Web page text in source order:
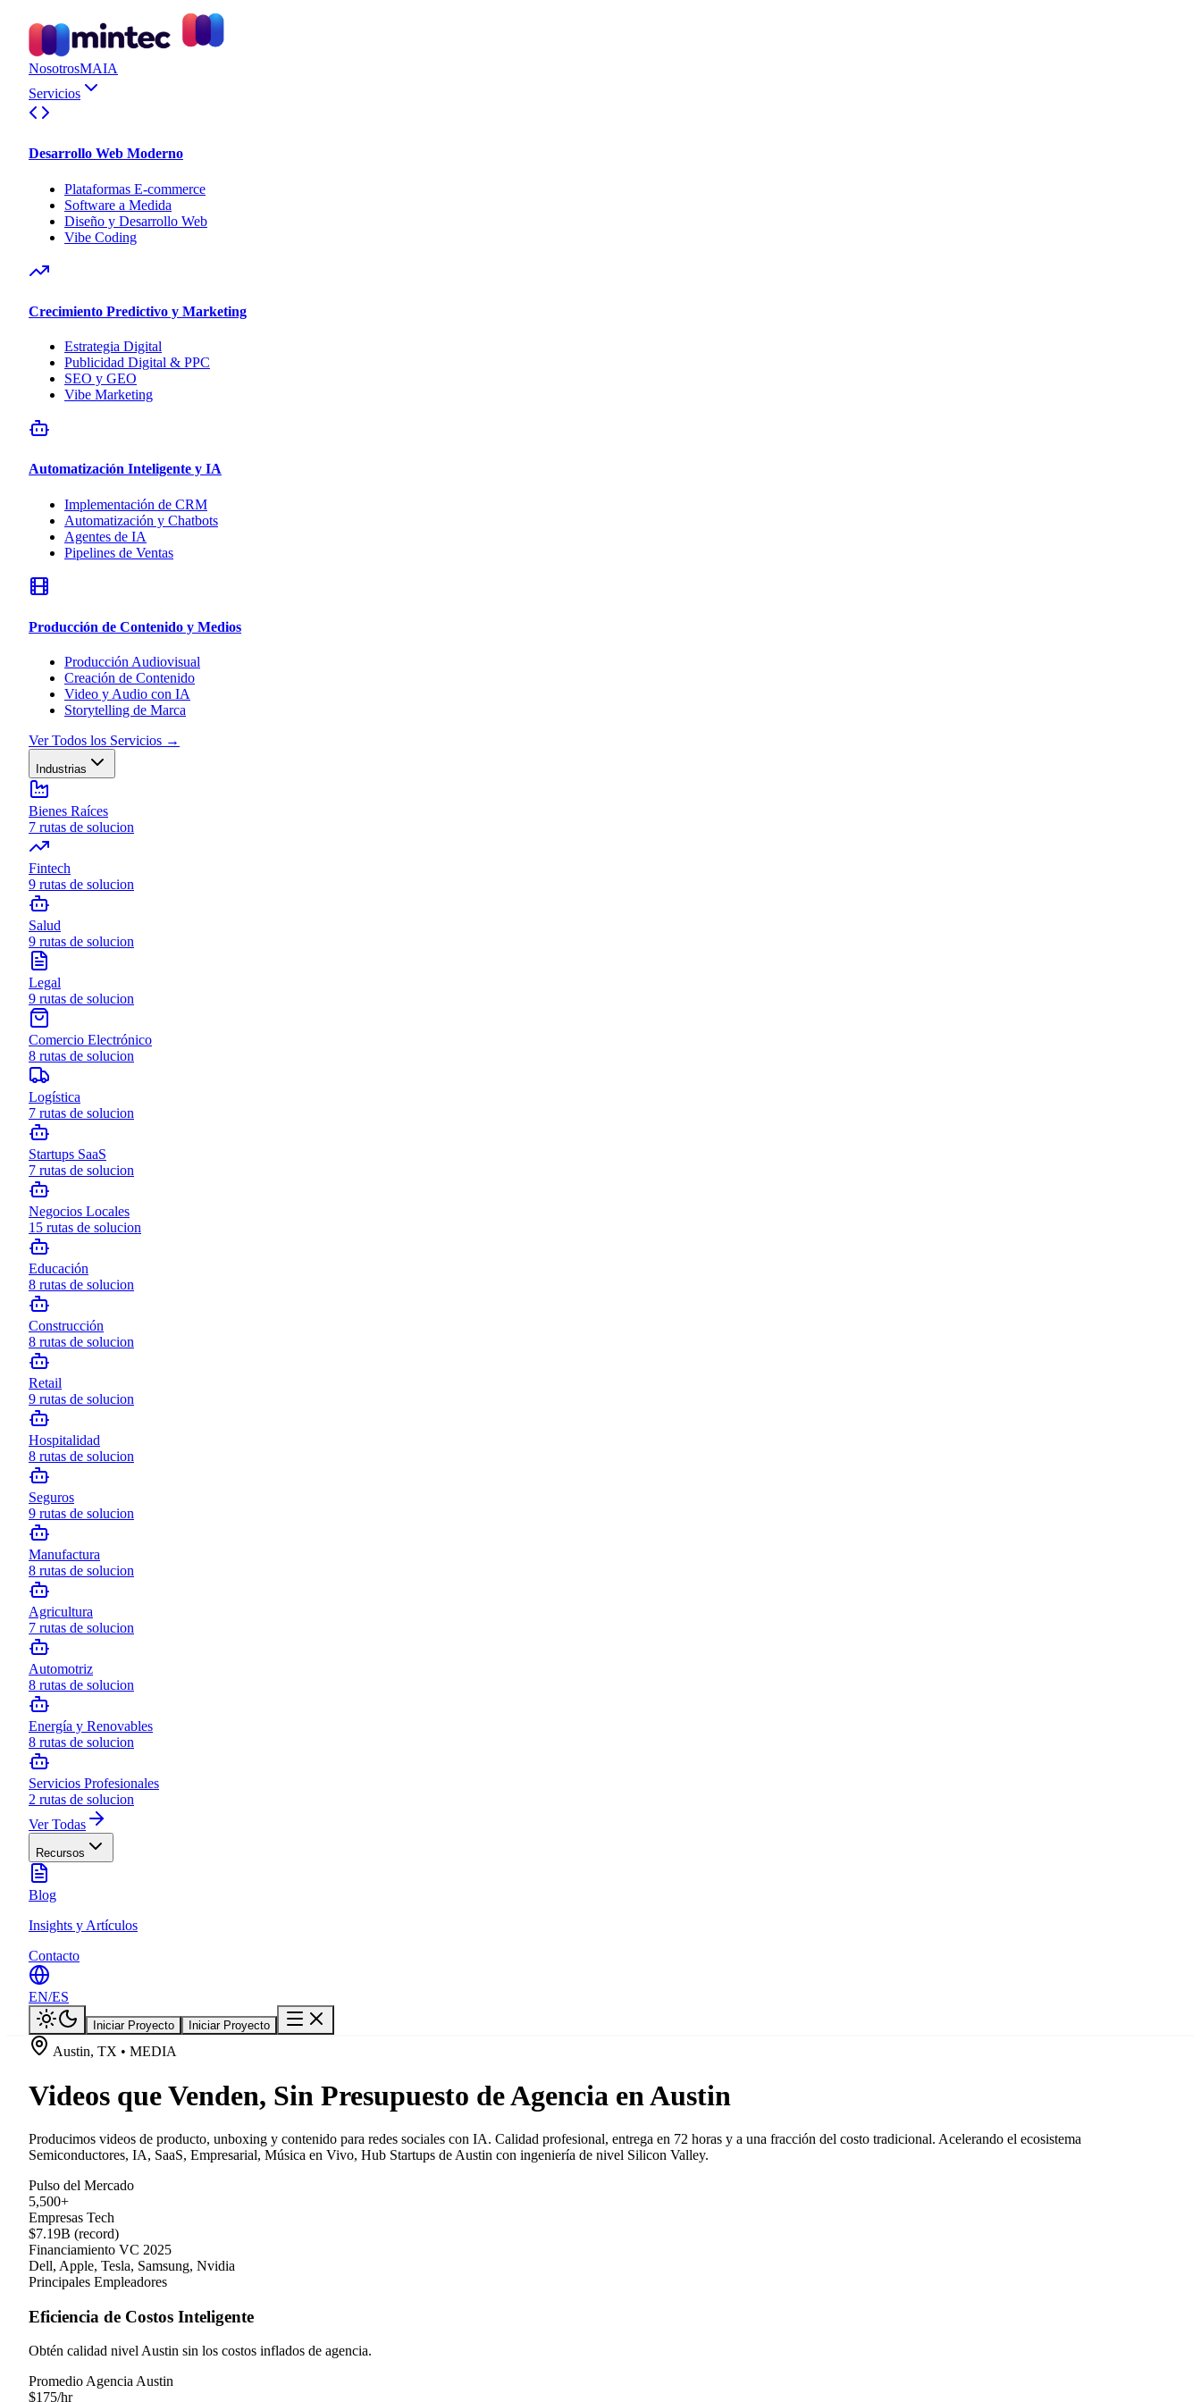
NosotrosMAIA
Servicios
Desarrollo Web Moderno
Plataformas E-commerce
Software a Medida
Diseño y Desarrollo Web
Vibe Coding
Crecimiento Predictivo y Marketing
Estrategia Digital
Publicidad Digital & PPC
SEO y GEO
Vibe Marketing
Automatización Inteligente y IA
Implementación de CRM
Automatización y Chatbots
Agentes de IA
Pipelines de Ventas
Producción de Contenido y Medios
Producción Audiovisual
Creación de Contenido
Video y Audio con IA
Storytelling de Marca
Ver Todos los Servicios →
Industrias
Bienes Raíces
7 rutas de solucion
Fintech
9 rutas de solucion
Salud
9 rutas de solucion
Legal
9 rutas de solucion
Comercio Electrónico
8 rutas de solucion
Logística
7 rutas de solucion
Startups SaaS
7 rutas de solucion
Negocios Locales
15 rutas de solucion
Educación
8 rutas de solucion
Construcción
8 rutas de solucion
Retail
9 rutas de solucion
Hospitalidad
8 rutas de solucion
Seguros
9 rutas de solucion
Manufactura
8 rutas de solucion
Agricultura
7 rutas de solucion
Automotriz
8 rutas de solucion
Energía y Renovables
8 rutas de solucion
Servicios Profesionales
2 rutas de solucion
Ver Todas
Recursos
Blog
Insights y Artículos
Contacto
EN/ES
Iniciar Proyecto Iniciar Proyecto
Austin, TX • MEDIA
Videos que Venden, Sin Presupuesto de Agencia en Austin
Producimos videos de producto, unboxing y contenido para redes sociales con IA. Calidad profesional, entrega en 72 horas y a una fracción del costo tradicional. Acelerando el ecosistema
Semiconductores, IA, SaaS, Empresarial, Música en Vivo, Hub Startups de Austin con ingeniería de nivel Silicon Valley.
Pulso del Mercado
5,500+
Empresas Tech
$7.19B (record)
Financiamiento VC 2025
Dell, Apple, Tesla, Samsung, Nvidia
Principales Empleadores
Eficiencia de Costos Inteligente
Obtén calidad nivel Austin sin los costos inflados de agencia.
Promedio Agencia Austin
$175/hr